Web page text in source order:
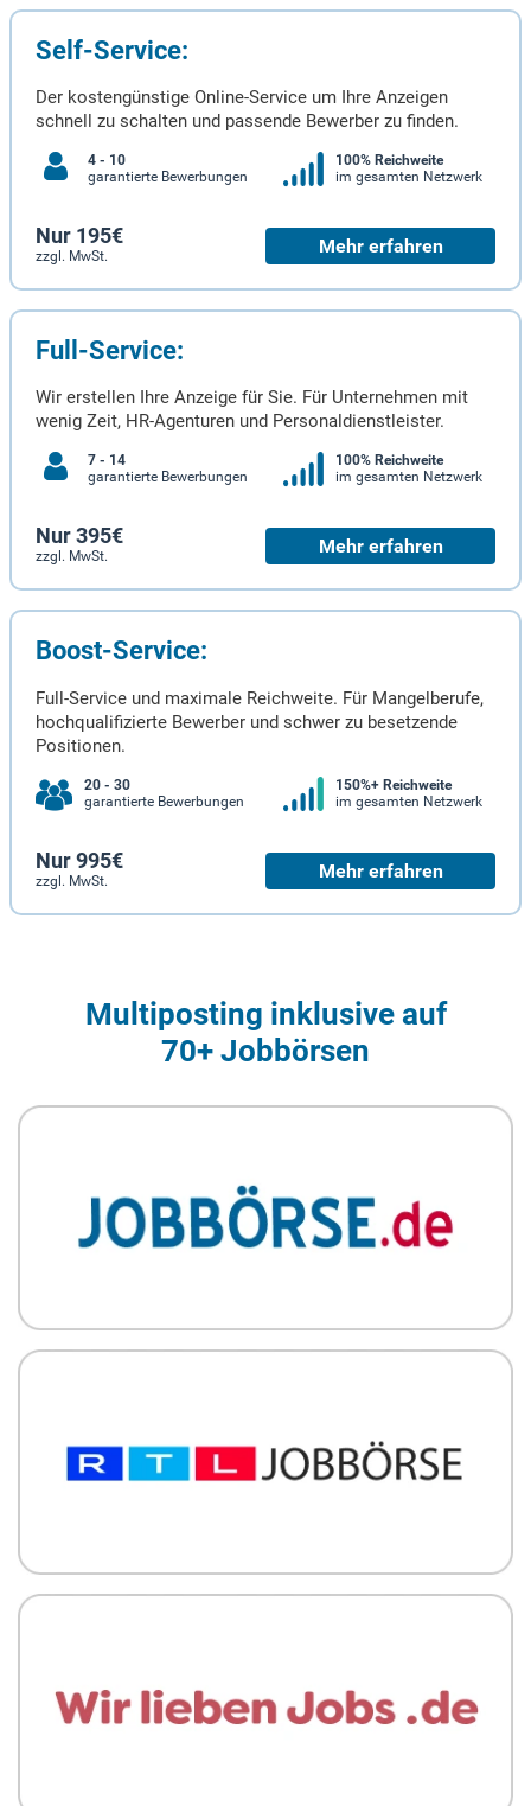
Self-Service:
Der kostengünstige Online-Service um Ihre Anzeigen
schnell zu schalten und passende Bewerber zu finden.
4 - 10
garantierte Bewerbungen
100% Reichweite
im gesamten Netzwerk
Nur 195€
zzgl. MwSt. Mehr erfahren
Full-Service:
Wir erstellen Ihre Anzeige für Sie. Für Unternehmen mit
wenig Zeit, HR-Agenturen und Personaldienstleister.
7 - 14
garantierte Bewerbungen
100% Reichweite
im gesamten Netzwerk
Nur 395€
zzgl. MwSt. Mehr erfahren
Boost-Service:
Full-Service und maximale Reichweite. Für Mangelberufe,
hochqualifizierte Bewerber und schwer zu besetzende
Positionen.
20 - 30
garantierte Bewerbungen
150%+ Reichweite
im gesamten Netzwerk
Nur 995€
zzgl. MwSt. Mehr erfahren
Multiposting inklusive auf
70+ Jobbörsen